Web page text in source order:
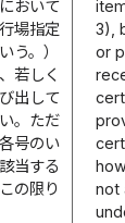
おいて
場指定
う。）
若しく
出して
。ただ
号のい
当する
の限り
3),
or
not